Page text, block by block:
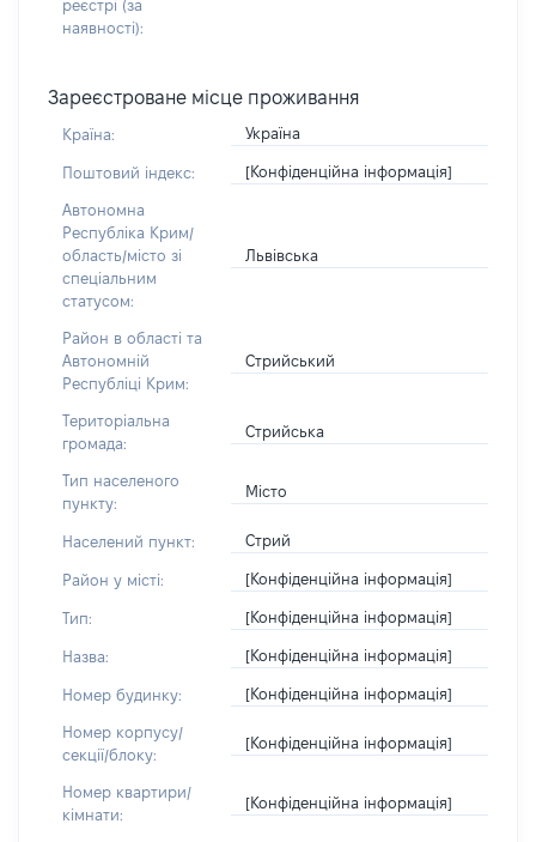
реєстрі (за
наявності):
Зареєстроване місце проживання
Країна: Україна
Поштовий індекс: [Конфіденційна інформація]
Автономна
Республіка Крим/
область/місто зі
спеціальним
статусом:
Львівська
Район в області та
Автономній
Республіці Крим:
Стрийський
Територіальна
громада:
Стрийська
Тип населеного
пункту:
Місто
Населений пункт: Стрий
Район у місті: [Конфіденційна інформація]
Тип: [Конфіденційна інформація]
Назва: [Конфіденційна інформація]
Номер будинку: [Конфіденційна інформація]
Номер корпусу/
секції/блоку:
[Конфіденційна інформація]
Номер квартири/
кімнати:
[Конфіденційна інформація]